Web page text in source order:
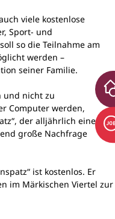
viele kostenlose
Sport- und
so die Teilnahme am
werden –
seiner Familie.
und nicht zu
Computer werden,
der alljährlich eine
große Nachfrage
ist kostenlos. Er
im Märkischen Viertel zur